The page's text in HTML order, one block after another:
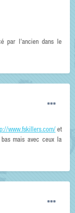
par l'ancien dans le
www.fskillers.com/ et
mais avec ceux la